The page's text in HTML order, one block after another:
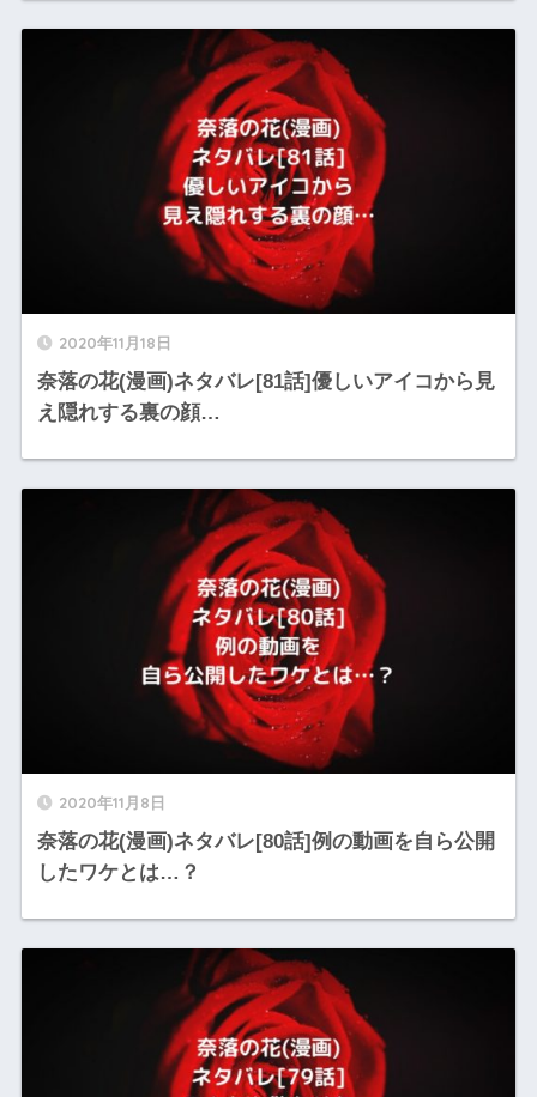
2020年11月18日
奈落の花(漫画)ネタバレ[81話]優しいアイコから見
え隠れする裏の顔…
2020年11月8日
奈落の花(漫画)ネタバレ[80話]例の動画を自ら公開
したワケとは…？